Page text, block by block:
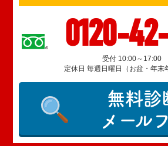
0120-
受付 10:00～17:00
定休日 毎週日曜日（お盆・年末
無料診
メール